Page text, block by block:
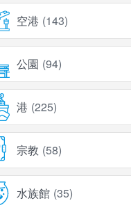
空港 (143)
公園 (94)
港 (225)
宗教 (58)
水族館 (35)